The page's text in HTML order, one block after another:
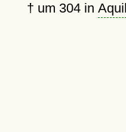
† um 304in